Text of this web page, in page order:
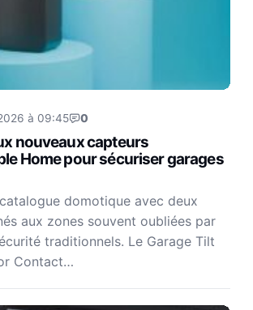
à 09:45 0
nouveaux capteurs
Home pour sécuriser garages
domotique avec deux
aux zones souvent oubliées par
traditionnels. Le Garage Tilt
Contact…